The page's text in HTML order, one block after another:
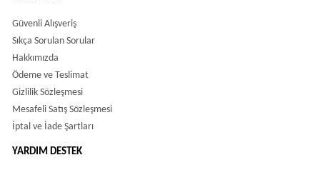
Güvenli Alışveriş
Sıkça Sorulan Sorular
Hakkımızda
Ödeme ve Teslimat
Gizlilik Sözleşmesi
Mesafeli Satış Sözleşmesi
İptal ve İade Şartları
YARDIM DESTEK